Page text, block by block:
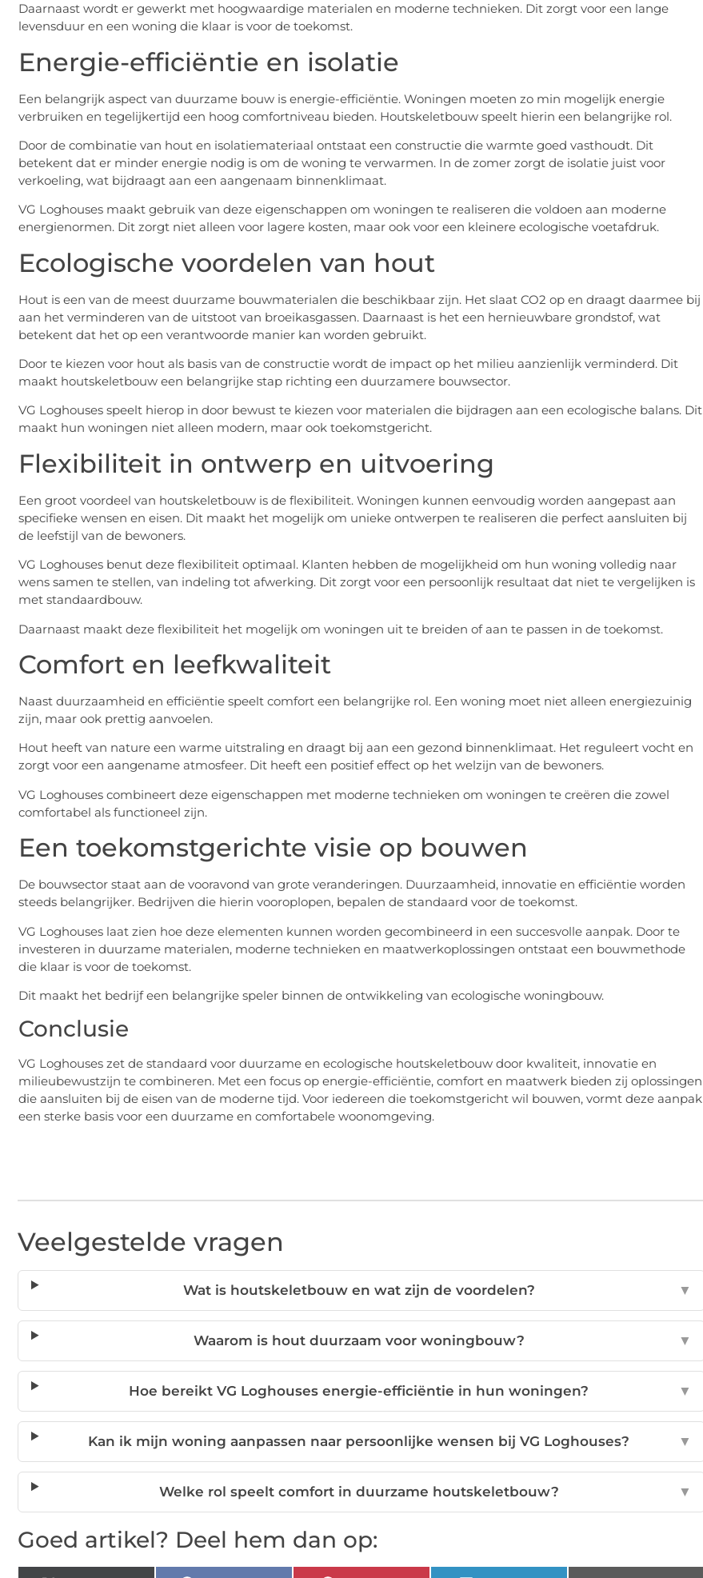
Daarnaast wordt er gewerkt met hoogwaardige materialen en moderne technieken. Dit zorgt voor een lange
levensduur en een woning die klaar is voor de toekomst.
Energie-efficiëntie en isolatie
Een belangrijk aspect van duurzame bouw is energie-efficiëntie. Woningen moeten zo min mogelijk energie
verbruiken en tegelijkertijd een hoog comfortniveau bieden. Houtskeletbouw speelt hierin een belangrijke rol.
Door de combinatie van hout en isolatiemateriaal ontstaat een constructie die warmte goed vasthoudt. Dit
betekent dat er minder energie nodig is om de woning te verwarmen. In de zomer zorgt de isolatie juist voor
verkoeling, wat bijdraagt aan een aangenaam binnenklimaat.
VG Loghouses maakt gebruik van deze eigenschappen om woningen te realiseren die voldoen aan moderne
energienormen. Dit zorgt niet alleen voor lagere kosten, maar ook voor een kleinere ecologische voetafdruk.
Ecologische voordelen van hout
Hout is een van de meest duurzame bouwmaterialen die beschikbaar zijn. Het slaat CO2 op en draagt daarmee bij
aan het verminderen van de uitstoot van broeikasgassen. Daarnaast is het een hernieuwbare grondstof, wat
betekent dat het op een verantwoorde manier kan worden gebruikt.
Door te kiezen voor hout als basis van de constructie wordt de impact op het milieu aanzienlijk verminderd. Dit
maakt houtskeletbouw een belangrijke stap richting een duurzamere bouwsector.
VG Loghouses speelt hierop in door bewust te kiezen voor materialen die bijdragen aan een ecologische balans. Dit
maakt hun woningen niet alleen modern, maar ook toekomstgericht.
Flexibiliteit in ontwerp en uitvoering
Een groot voordeel van houtskeletbouw is de flexibiliteit. Woningen kunnen eenvoudig worden aangepast aan
specifieke wensen en eisen. Dit maakt het mogelijk om unieke ontwerpen te realiseren die perfect aansluiten bij
de leefstijl van de bewoners.
VG Loghouses benut deze flexibiliteit optimaal. Klanten hebben de mogelijkheid om hun woning volledig naar
wens samen te stellen, van indeling tot afwerking. Dit zorgt voor een persoonlijk resultaat dat niet te vergelijken is
met standaardbouw.
Daarnaast maakt deze flexibiliteit het mogelijk om woningen uit te breiden of aan te passen in de toekomst.
Comfort en leefkwaliteit
Naast duurzaamheid en efficiëntie speelt comfort een belangrijke rol. Een woning moet niet alleen energiezuinig
zijn, maar ook prettig aanvoelen.
Hout heeft van nature een warme uitstraling en draagt bij aan een gezond binnenklimaat. Het reguleert vocht en
zorgt voor een aangename atmosfeer. Dit heeft een positief effect op het welzijn van de bewoners.
VG Loghouses combineert deze eigenschappen met moderne technieken om woningen te creëren die zowel
comfortabel als functioneel zijn.
Een toekomstgerichte visie op bouwen
De bouwsector staat aan de vooravond van grote veranderingen. Duurzaamheid, innovatie en efficiëntie worden
steeds belangrijker. Bedrijven die hierin vooroplopen, bepalen de standaard voor de toekomst.
VG Loghouses laat zien hoe deze elementen kunnen worden gecombineerd in een succesvolle aanpak. Door te
investeren in duurzame materialen, moderne technieken en maatwerkoplossingen ontstaat een bouwmethode
die klaar is voor de toekomst.
Dit maakt het bedrijf een belangrijke speler binnen de ontwikkeling van ecologische woningbouw.
Conclusie
VG Loghouses zet de standaard voor duurzame en ecologische houtskeletbouw door kwaliteit, innovatie en
milieubewustzijn te combineren. Met een focus op energie-efficiëntie, comfort en maatwerk bieden zij oplossingen
die aansluiten bij de eisen van de moderne tijd. Voor iedereen die toekomstgericht wil bouwen, vormt deze aanpak
een sterke basis voor een duurzame en comfortabele woonomgeving.
Veelgestelde vragen
Wat is houtskeletbouw en wat zijn de voordelen? ▼
Waarom is hout duurzaam voor woningbouw? ▼
Hoe bereikt VG Loghouses energie-efficiëntie in hun woningen? ▼
Kan ik mijn woning aanpassen naar persoonlijke wensen bij VG Loghouses? ▼
Welke rol speelt comfort in duurzame houtskeletbouw? ▼
Goed artikel? Deel hem dan op: